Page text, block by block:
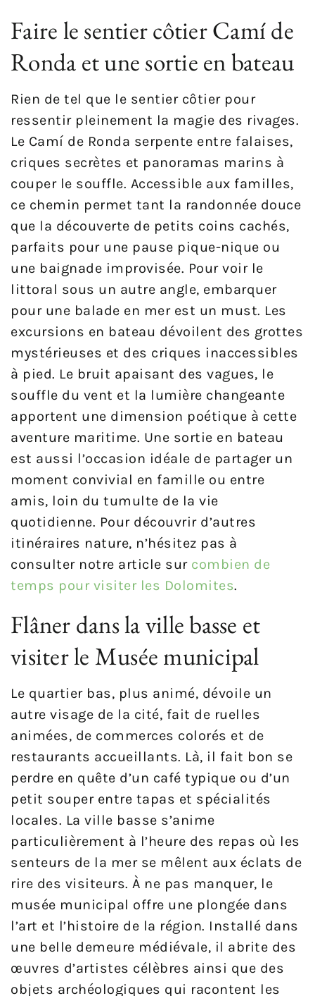
Faire le sentier côtier Camí de
Ronda et une sortie en bateau
Rien de tel que le sentier côtier pour
ressentir pleinement la magie des rivages.
Le Camí de Ronda serpente entre falaises,
criques secrètes et panoramas marins à
couper le souffle. Accessible aux familles,
ce chemin permet tant la randonnée douce
que la découverte de petits coins cachés,
parfaits pour une pause pique-nique ou
une baignade improvisée. Pour voir le
littoral sous un autre angle, embarquer
pour une balade en mer est un must. Les
excursions en bateau dévoilent des grottes
mystérieuses et des criques inaccessibles
à pied. Le bruit apaisant des vagues, le
souffle du vent et la lumière changeante
apportent une dimension poétique à cette
aventure maritime. Une sortie en bateau
est aussi l’occasion idéale de partager un
moment convivial en famille ou entre
amis, loin du tumulte de la vie
quotidienne. Pour découvrir d’autres
itinéraires nature, n’hésitez pas à
consulter notre article sur combien de
temps pour visiter les Dolomites.
Flâner dans la ville basse et
visiter le Musée municipal
Le quartier bas, plus animé, dévoile un
autre visage de la cité, fait de ruelles
animées, de commerces colorés et de
restaurants accueillants. Là, il fait bon se
perdre en quête d’un café typique ou d’un
petit souper entre tapas et spécialités
locales. La ville basse s’anime
particulièrement à l’heure des repas où les
senteurs de la mer se mêlent aux éclats de
rire des visiteurs. À ne pas manquer, le
musée municipal offre une plongée dans
l’art et l’histoire de la région. Installé dans
une belle demeure médiévale, il abrite des
œuvres d’artistes célèbres ainsi que des
objets archéologiques qui racontent les